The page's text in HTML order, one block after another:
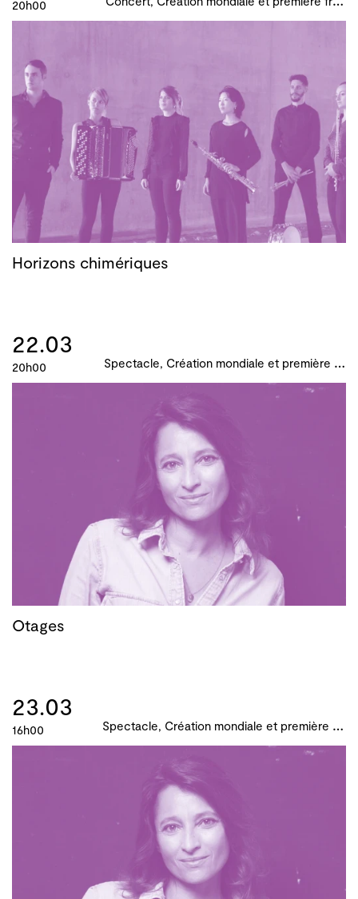
20h00
Horizons chimériques
22.03
20h00 S
pectacle, Création mondiale et première française, B!ME 2024
Otages
23.03
16h00 S
pectacle, Création mondiale et première française, B!ME 2024